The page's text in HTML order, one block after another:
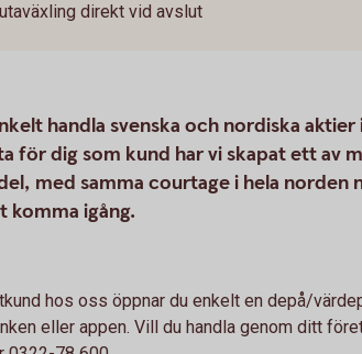
direkt vid avslut
handla svenska och nordiska
för dig som kund har vi skapat ett av
med samma courtage i hela norden
komma igång.
hos oss öppnar du enkelt en depå/
eller appen. Vill du handla genom ditt